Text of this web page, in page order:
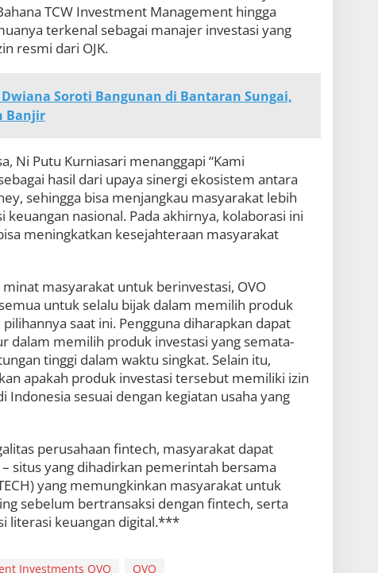
TCW Investment Management hingga
terkenal sebagai manajer investasi yang
resmi dari OJK.
Dwiana Soroti Bangunan di Bantaran Sungai,
Banjir
Ni Putu Kurniasari menanggapi “Kami
hasil dari upaya sinergi ekosistem antara
sehingga bisa menjangkau masyarakat lebih
nasional. Pada akhirnya, kolaborasi ini
meningkatkan kesejahteraan masyarakat
masyarakat untuk berinvestasi, OVO
untuk selalu bijak dalam memilih produk
saat ini. Pengguna diharapkan dapat
dalam memilih produk investasi yang semata-
tinggi dalam waktu singkat. Selain itu,
apakah produk investasi tersebut memiliki izin
Indonesia sesuai dengan kegiatan usaha yang
perusahaan fintech, masyarakat dapat
situs yang dihadirkan pemerintah bersama
yang memungkinkan masyarakat untuk
sebelum bertransaksi dengan fintech, serta
literasi keuangan digital.***
Investments OVO OVO